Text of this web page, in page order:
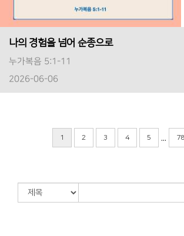
나의 경험을 넘어 순종으로
누가복음 5:1-11
2026-06-06
1 2 3 4 5 ... 78